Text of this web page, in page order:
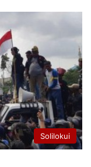
Solilokui